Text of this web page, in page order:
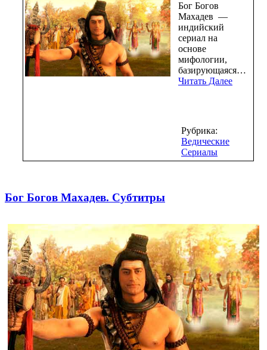
Бог Богов
Махадев —
индийский
сериал на
основе
мифологии,
базирующаяся…
Читать Далее
Рубрика:
Ведические
Сериалы
Бог Богов Махадев. Субтитры